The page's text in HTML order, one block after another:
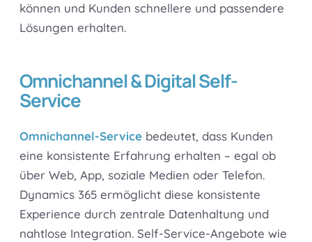
können und Kunden schnellere und passendere
Lösungen erhalten.
Omnichannel & Digital Self-
Service
Omnichannel-Service bedeutet, dass Kunden
eine konsistente Erfahrung erhalten – egal ob
über Web, App, soziale Medien oder Telefon.
Dynamics 365 ermöglicht diese konsistente
Experience durch zentrale Datenhaltung und
nahtlose Integration. Self-Service-Angebote wie